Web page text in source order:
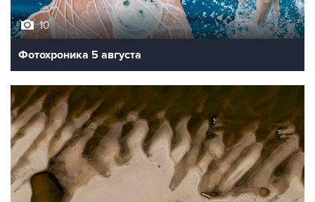
10
Фотохроника 5 августа